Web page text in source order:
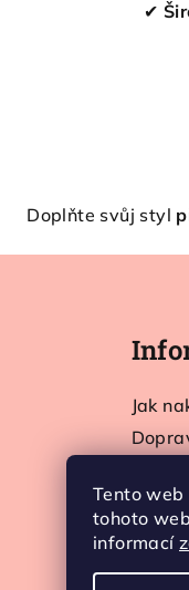
Tento web
tohoto
informací
✔
Doplňte svůj styl
Jak